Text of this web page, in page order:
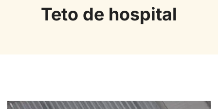
Teto de hospital